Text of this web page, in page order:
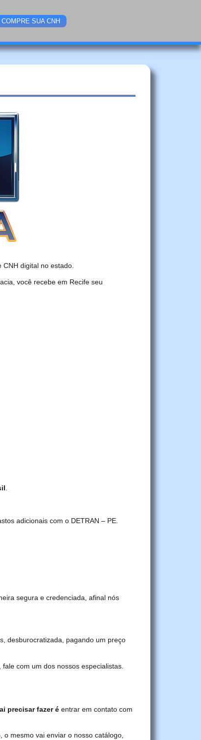
COMPRE SUA CNH
digital no estado.
você recebe em Recife seu
adicionais com o DETRAN – PE.
segura e credenciada, afinal nós
desburocratizada, pagando um preço
com um dos nossos especialistas.
precisar fazer é entrar em contato com
o mesmo vai enviar o nosso catálogo,